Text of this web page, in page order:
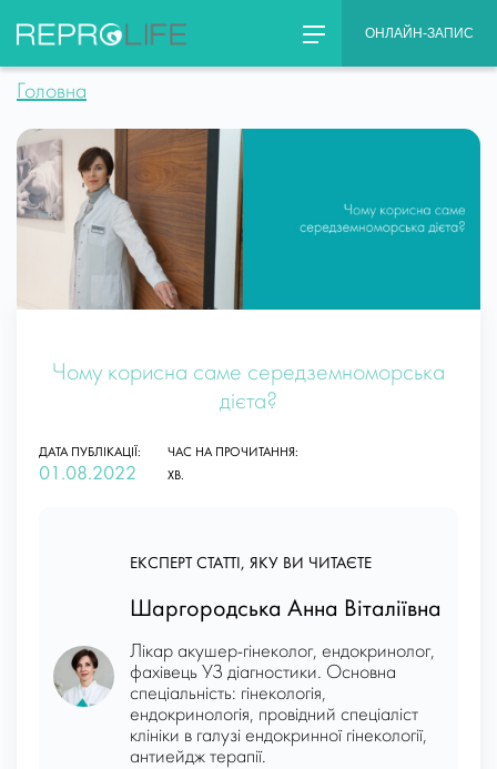
content
ОНЛАЙН-ЗАПИС
Головна
Чому корисна саме середземноморська
дієта?
ДАТА ПУБЛІКАЦІЇ:
01.08.2022
ЧАС НА ПРОЧИТАННЯ:
ХВ.
ЕКСПЕРТ СТАТТІ, ЯКУ ВИ ЧИТАЄТЕ
Шаргородська Анна Віталіївна
Лікар акушер-гінеколог, ендокринолог,
фахівець УЗ діагностики. Основна
спеціальність: гінекологія,
ендокринологія, провідний спеціаліст
клініки в галузі ендокринної гінекології,
антиейдж терапії.